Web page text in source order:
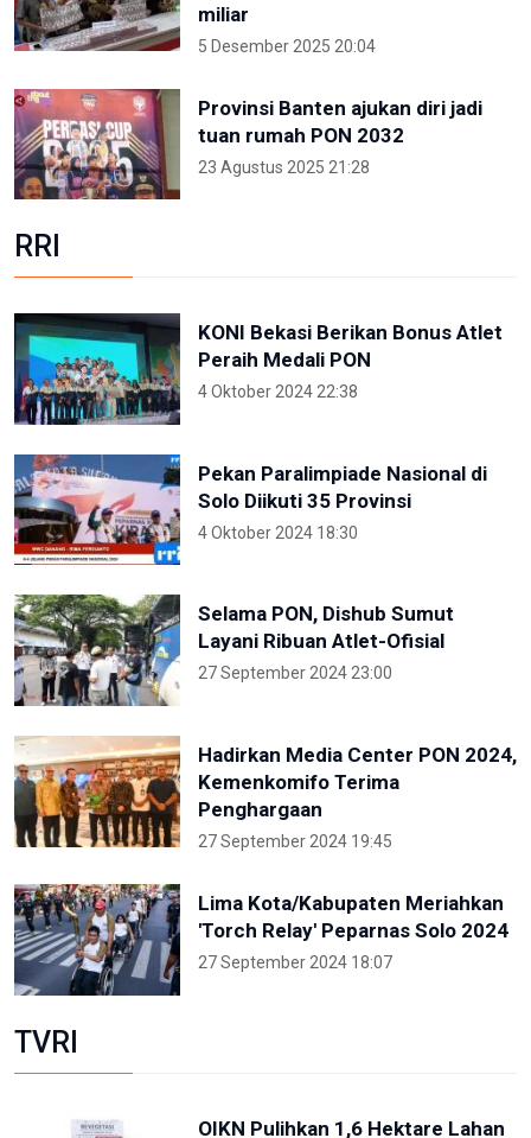
miliar
5 Desember 2025 20:04
Provinsi Banten ajukan diri jadi
tuan rumah PON 2032
23 Agustus 2025 21:28
RRI
KONI Bekasi Berikan Bonus Atlet
Peraih Medali PON
4 Oktober 2024 22:38
Pekan Paralimpiade Nasional di
Solo Diikuti 35 Provinsi
4 Oktober 2024 18:30
Selama PON, Dishub Sumut
Layani Ribuan Atlet-Ofisial
27 September 2024 23:00
Hadirkan Media Center PON 2024,
Kemenkomifo Terima
Penghargaan
27 September 2024 19:45
Lima Kota/Kabupaten Meriahkan
'Torch Relay' Peparnas Solo 2024
27 September 2024 18:07
TVRI
OIKN Pulihkan 1,6 Hektare Lahan